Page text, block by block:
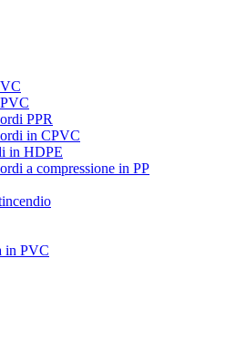
PPR
in CPVC
in HDPE
a compressione in PP
in PVC